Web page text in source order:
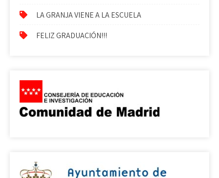
LA GRANJA VIENE A LA ESCUELA
FELIZ GRADUACIÓN!!!